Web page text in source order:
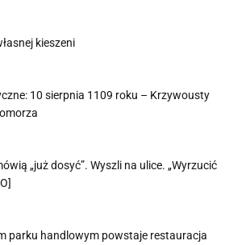
kieszeni
10 sierpnia 1109 roku – Krzywousty
„już dosyć”. Wyszli na ulice. „Wyrzucić
parku handlowym powstaje restauracja